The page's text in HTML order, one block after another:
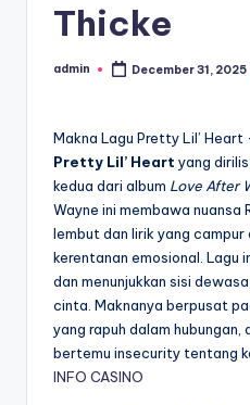
Thicke
Posted
admin December 31, 2025
Makna Lagu Pretty Lil’ Heart
Pretty Lil’ Heart yang
kedua dari album Love After
Wayne ini membawa nuansa
lembut dan lirik yang
kerentanan emosional. Lagu
dan menunjukkan sisi
cinta. Maknanya berpusat
yang rapuh dalam hubungan,
bertemu insecurity tentang
INFO CASINO